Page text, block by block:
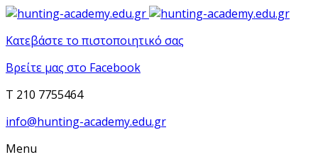
Κατεβάστε το πιστοποιητικό σας
Βρείτε μας στο Facebook
T 210 7755464
info@hunting-academy.edu.gr
Menu